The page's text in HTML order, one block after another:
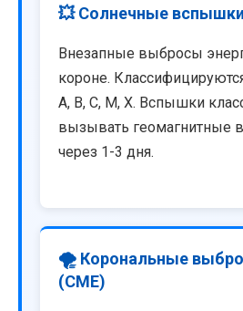
💥 Солнечные вспышки
Внезапные выбросы
короне.
A, B, C, M, X. Вспышки
вызывать геомагнитные
через 1-3 дня.
🌪️ Корональные
(CME)